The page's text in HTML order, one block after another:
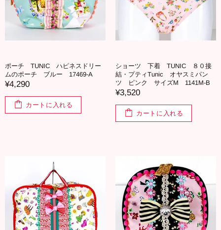
ポーチ TUNIC ハピネスドリー
ムのポーチ ブルー 17469-A
¥4,290
カートに入れる
ショーツ 下着 TUNIC ８０接
結・プティTunic オヤスミパン
ツ ピンク サイズM 1141M-B
¥3,520
カートに入れる